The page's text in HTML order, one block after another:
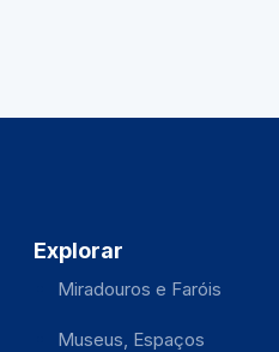
Explorar
Miradouros e Faróis
Museus, Espaços